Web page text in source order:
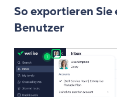
So exportieren
Benutzer